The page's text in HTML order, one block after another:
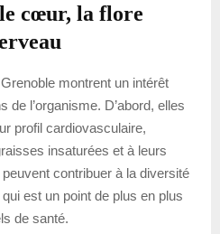
cœur, la flore
montrent un intérêt
de l’organisme. D’abord, elles
profil cardiovasculaire,
insaturées et à leurs
contribuer à la diversité
est un point de plus en plus
de santé.